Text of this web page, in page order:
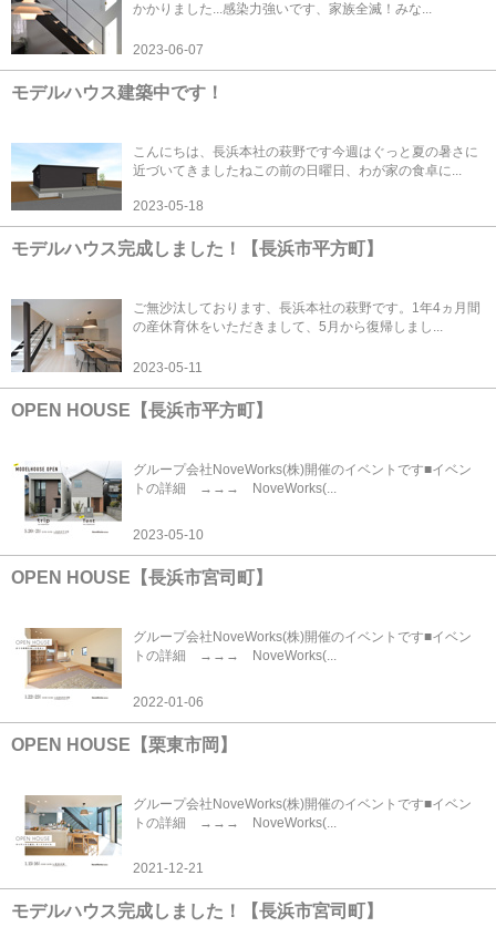
かかりました...感染力強いです、家族全滅！みな...
2023-06-07
モデルハウス建築中です！
こんにちは、長浜本社の萩野です今週はぐっと夏の暑さに
近づいてきましたねこの前の日曜日、わが家の食卓に...
2023-05-18
モデルハウス完成しました！【長浜市平方町】
ご無沙汰しております、長浜本社の萩野です。1年4ヵ月間
の産休育休をいただきまして、5月から復帰しまし...
2023-05-11
OPEN HOUSE【長浜市平方町】
グループ会社NoveWorks(株)開催のイベントです■イベン
トの詳細 →→→ NoveWorks(...
2023-05-10
OPEN HOUSE【長浜市宮司町】
グループ会社NoveWorks(株)開催のイベントです■イベン
トの詳細 →→→ NoveWorks(...
2022-01-06
OPEN HOUSE【栗東市岡】
グループ会社NoveWorks(株)開催のイベントです■イベン
トの詳細 →→→ NoveWorks(...
2021-12-21
モデルハウス完成しました！【長浜市宮司町】